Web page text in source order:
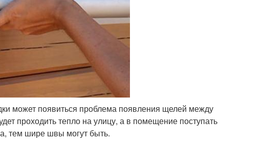
может появиться проблема появления щелей между
проходить тепло на улицу, а в помещение поступать
тем шире швы могут быть.